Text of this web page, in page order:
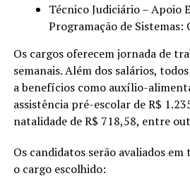
Técnico Judiciário – Apoio
Programação de Sistemas:
Os cargos oferecem jornada de
semanais. Além dos salários,
a benefícios como auxílio-
assistência pré-escolar de R$
natalidade de R$ 718,58, entre
Os candidatos serão avaliados
o cargo escolhido: